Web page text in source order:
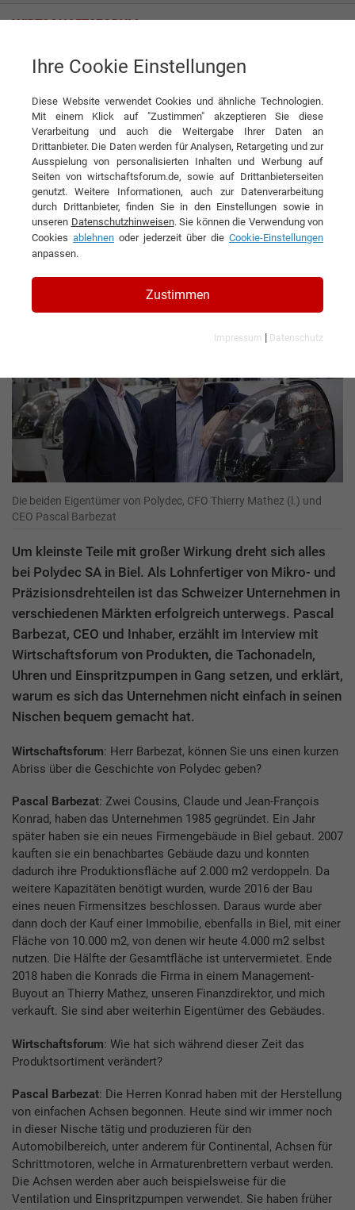
Polydec SA Mit dem richtigen Dreh in neue Märkte
Interview Polydec SA
DIESEN ARTIKEL EMPFEHLEN
Mit dem richtigen Dreh in neue
Märkte
Interview mit Pascal Barbezat, CEO und
Inhaber Polydec SA
Die beiden Eigentümer von Polydec, CFO Thierry Mathez (l.) und
CEO Pascal Barbezat
Um kleinste Teile mit großer Wirkung dreht sich alles
bei Polydec SA in Biel. Als Lohnfertiger von Mikro- und
Präzisionsdrehteilen ist das Schweizer Unternehmen in
verschiedenen Märkten erfolgreich unterwegs. Pascal
Barbezat, CEO und Inhaber, erzählt im Interview mit
Wirtschaftsforum von Produkten, die Tachonadeln,
Uhren und Einspritzpumpen in Gang setzen, und erklärt,
warum es sich das Unternehmen nicht einfach in seinen
Nischen bequem gemacht hat.
Wirtschaftsforum: Herr Barbezat, können Sie uns einen kurzen
Abriss über die Geschichte von Polydec geben?
Pascal Barbezat: Zwei Cousins, Claude und Jean-François
Konrad, haben das Unternehmen 1985 gegründet. Ein Jahr
später haben sie ein neues Firmengebäude in Biel gebaut. 2007
kauften sie ein benachbartes Gebäude dazu und konnten
dadurch ihre Produktionsfläche auf 2.000 m2 verdoppeln. Da
weitere Kapazitäten benötigt wurden, wurde 2016 der Bau
eines neuen Firmensitzes beschlossen. Daraus wurde aber
dann doch der Kauf einer Immobilie, ebenfalls in Biel, mit einer
Fläche von 10.000 m2, von denen wir heute 4.000 m2 selbst
nutzen. Die Hälfte der Gesamtfläche ist untervermietet. Ende
2018 haben die Konrads die Firma in einem Management-
Buyout an Thierry Mathez, unseren Finanzdirektor, und mich
verkauft. Sie sind aber weiterhin Eigentümer des Gebäudes.
Wirtschaftsforum: Wie hat sich während dieser Zeit das
Produktsortiment verändert?
Pascal Barbezat: Die Herren Konrad haben mit der Herstellung
von einfachen Achsen begonnen. Heute sind wir immer noch
in dieser Nische tätig und produzieren für den
Automobilbereich, unter anderem für Continental, Achsen für
Schrittmotoren, welche in Armaturenbrettern verbaut werden.
Die Achsen werden aber auch beispielsweise für die
Ventilation und Einspritzpumpen verwendet. Sie haben früher
Ihre Cookie Einstellungen
Diese Website verwendet Cookies und ähnliche Technologien.
Mit einem Klick auf "Zustimmen" akzeptieren Sie diese
Verarbeitung und auch die Weitergabe Ihrer Daten an
Drittanbieter. Die Daten werden für Analysen, Retargeting und zur
Ausspielung von personalisierten Inhalten und Werbung auf
Seiten von wirtschaftsforum.de, sowie auf Drittanbieterseiten
genutzt. Weitere Informationen, auch zur Datenverarbeitung
durch Drittanbieter, finden Sie in den Einstellungen sowie in
unseren Datenschutzhinweisen. Sie können die Verwendung von
Cookies ablehnen oder jederzeit über die Cookie-Einstellungen
anpassen.
Zustimmen
Impressum | Datenschutz